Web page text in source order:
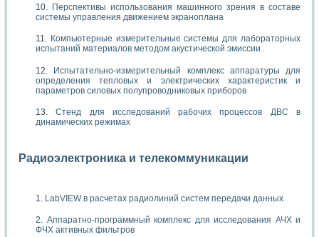
Перспективы использования машинного зрения в составе
системы управления движением экраноплана
Компьютерные измерительные системы для лабораторных
испытаний материалов методом акустической эмиссии
Испытательно-измерительный комплекс аппаратуры для
определения тепловых и электрических характеристик и
параметров силовых полупроводниковых приборов
Стенд для исследований рабочих процессов ДВС в
динамических режимах
Радиоэлектроника и телекоммуникации
LabVIEW в расчетах радиолиний систем передачи данных
Аппаратно-программный комплекс для исследования АЧХ и
ФЧХ активных фильтров